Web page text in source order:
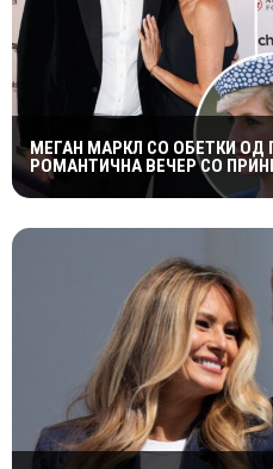
МЕГАН МАРКЛ СО ОБЕТКИ ОД
РОМАНТИЧНА ВЕЧЕР СО